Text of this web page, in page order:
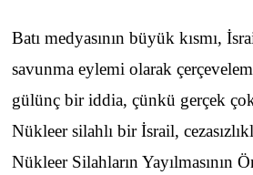
Batı medyasının büyük kısmı,
savunma eylemi olarak
gülünç bir iddia, çünkü gerçek
Nükleer silahlı bir İsrail,
Nükleer Silahların Yayılmasının